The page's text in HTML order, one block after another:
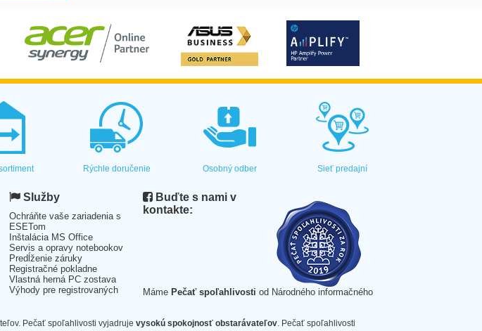
Rýchle doručenie Osobný odber Sieť predajní
Služby
Ochráňte vaše zariadenia s
ESETom
Inštalácia MS Office
Servis a opravy notebookov
Predĺženie záruky
Registračné pokladne
Vlastná herná PC zostava
Výhody pre registrovaných
Buďte s nami v
kontakte:
Máme Pečať spoľahlivosti od Národného informačného
Pečať spoľahlivosti vyjadruje vysokú spokojnosť obstarávateľov. Pečať spoľahlivosti